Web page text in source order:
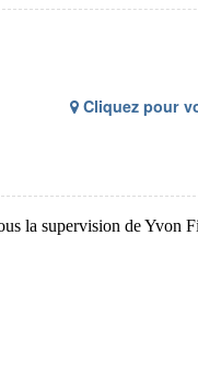
Cliquez pour
la supervision de Yvon